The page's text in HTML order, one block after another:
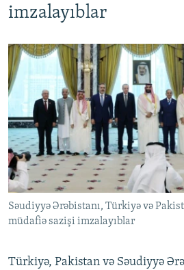
imzalayıblar
Səudiyyə Ərəbistanı, Türkiyə və
müdafiə sazişi imzalayıblar
Türkiyə, Pakistan və Səudiyyə